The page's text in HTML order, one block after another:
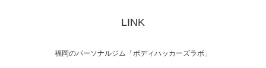
「ねとらぼ」さんに…
LINK
福岡のパーソナルジム「ボディハッカーズラボ」